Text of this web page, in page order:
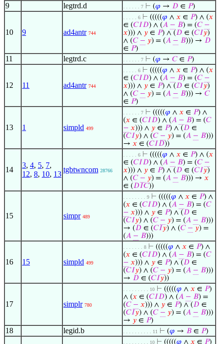
9 legtrd.d . . . . . . 7 ⊢ (𝜑 → 𝐷 ∈ 𝑃)
10 9 ad4antr 744
. . . . . 6 ⊢ (((((𝜑 ∧ 𝑥 ∈ 𝑃) ∧ (𝑥
∈ (𝐶𝐼𝐷) ∧ (𝐴 − 𝐵) = (𝐶 −
𝑥))) ∧ 𝑦 ∈ 𝑃) ∧ (𝐷 ∈ (𝐶𝐼𝑦)
∧ (𝐶 − 𝑦) = (𝐴 − 𝐵))) → 𝐷
∈ 𝑃)
11 legtrd.c . . . . . . 7 ⊢ (𝜑 → 𝐶∈ 𝑃)
12 11 ad4antr 744
. . . . . 6 ⊢ (((((𝜑 ∧ 𝑥 ∈ 𝑃) ∧ (𝑥
∈ (𝐶𝐼𝐷) ∧ (𝐴 − 𝐵) = (𝐶 −
𝑥))) ∧ 𝑦 ∈ 𝑃) ∧ (𝐷 ∈ (𝐶𝐼𝑦)
∧ (𝐶 − 𝑦) = (𝐴 − 𝐵))) → 𝐶
∈ 𝑃)
13 1 simpld 499
. . . . . . 7 ⊢ (((((𝜑 ∧ 𝑥 ∈ 𝑃) ∧
(𝑥 ∈ (𝐶𝐼𝐷) ∧ (𝐴 − 𝐵) = (𝐶
− 𝑥))) ∧ 𝑦 ∈ 𝑃) ∧ (𝐷 ∈
(𝐶𝐼𝑦) ∧ (𝐶 − 𝑦) = (𝐴 − 𝐵)))
→ 𝑥 ∈ (𝐶𝐼𝐷))
14
3, 4, 5, 7,
12, 8, 10, 13
tgbtwncom 28766
. . . . . 6 ⊢ (((((𝜑 ∧ 𝑥 ∈ 𝑃) ∧ (𝑥
∈ (𝐶𝐼𝐷) ∧ (𝐴 − 𝐵) = (𝐶 −
𝑥))) ∧ 𝑦 ∈ 𝑃) ∧ (𝐷 ∈ (𝐶𝐼𝑦)
∧ (𝐶 − 𝑦) = (𝐴 − 𝐵))) → 𝑥
∈ (𝐷𝐼𝐶))
15 simpr 489
. . . . . . . . 9 ⊢ (((((𝜑 ∧ 𝑥 ∈ 𝑃) ∧
(𝑥 ∈ (𝐶𝐼𝐷) ∧ (𝐴 − 𝐵) = (𝐶
− 𝑥))) ∧ 𝑦 ∈ 𝑃) ∧ (𝐷 ∈
(𝐶𝐼𝑦) ∧ (𝐶 − 𝑦) = (𝐴 − 𝐵)))
→ (𝐷 ∈ (𝐶𝐼𝑦) ∧ (𝐶 − 𝑦) =
(𝐴 − 𝐵)))
16 15 simpld 499
. . . . . . . 8 ⊢ (((((𝜑 ∧ 𝑥 ∈ 𝑃) ∧
(𝑥 ∈ (𝐶𝐼𝐷) ∧ (𝐴 − 𝐵) = (𝐶
− 𝑥))) ∧ 𝑦 ∈ 𝑃) ∧ (𝐷 ∈
(𝐶𝐼𝑦) ∧ (𝐶 − 𝑦) = (𝐴 − 𝐵)))
→ 𝐷 ∈ (𝐶𝐼𝑦))
17 simplr 780
. . . . . . . . . 10 ⊢ (((((𝜑 ∧ 𝑥 ∈ 𝑃)
∧ (𝑥 ∈ (𝐶𝐼𝐷) ∧ (𝐴 − 𝐵) =
(𝐶 − 𝑥))) ∧ 𝑦 ∈ 𝑃) ∧ (𝐷 ∈
(𝐶𝐼𝑦) ∧ (𝐶 − 𝑦) = (𝐴 − 𝐵)))
→ 𝑦 ∈ 𝑃)
18 legid.b . . . . . . . . . . 11 ⊢ (𝜑 → 𝐵 ∈ 𝑃)
. . . . . . . . . 10 ⊢ (((((𝜑 ∧ 𝑥 ∈ 𝑃)